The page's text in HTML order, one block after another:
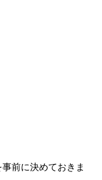
前に決めておきま